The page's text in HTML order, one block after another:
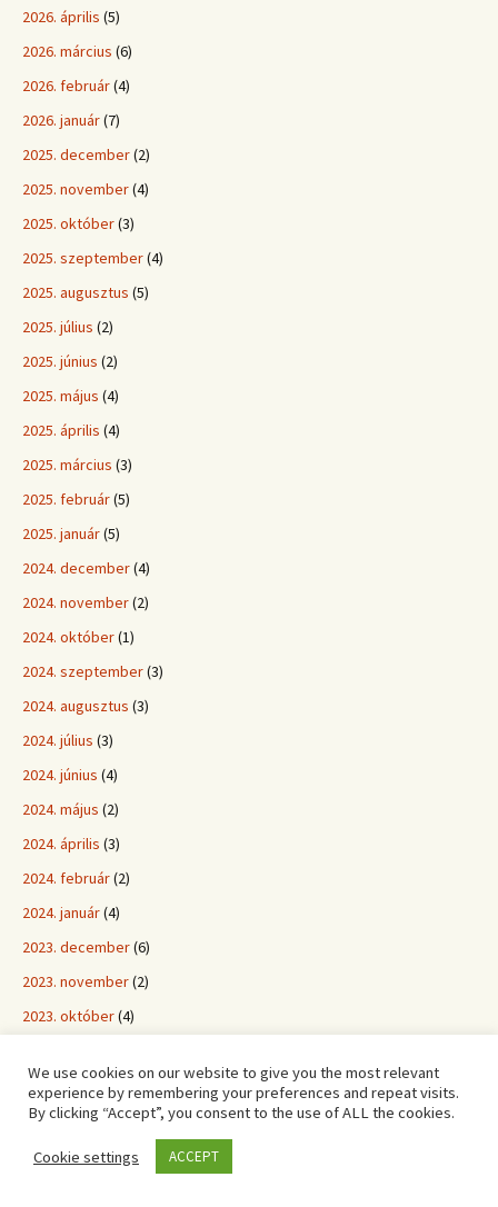
2026. április (5)
2026. március (6)
2026. február(4)
2026. január(7)
2025. december(2)
2025. november(4)
2025. október(3)
2025. szeptember(4)
2025. augusztus (5)
2025. július (2)
2025. június (2)
2025. május (4)
2025. április (4)
2025. március (3)
2025. február(5)
2025. január(5)
2024. december(4)
2024. november(2)
2024. október(1)
2024. szeptember(3)
2024. augusztus (3)
2024. július (3)
2024. június (4)
2024. május (2)
2024. április (3)
2024. február(2)
2024. január(4)
2023. december(6)
2023. november(2)
2023. október(4)
2023. augusztus(3)
2023. július(4)
2023. június(4)
We use cookies on our website to give you the most relevant
experience by remembering your preferences and repeat visits.
By clicking “Accept”, you consent to the use of ALL the cookies.
Cookie settings ACCEPT